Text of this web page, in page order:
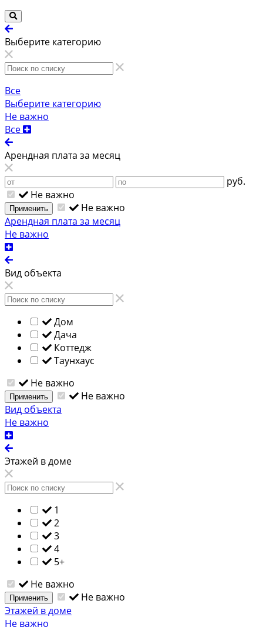
Выберите категорию
Все
Выберите категорию
Не важно
Все
Арендная плата за месяц
руб.
Не важно
Применить
Не важно
Арендная плата за месяц
Не важно
Вид объекта
Дом
Дача
Коттедж
Таунхаус
Не важно
Применить
Не важно
Вид объекта
Не важно
Этажей в доме
1
2
3
4
5+
Не важно
Применить
Не важно
Этажей в доме
Не важно